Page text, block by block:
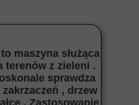
maszyna służąca
terenów z zieleni .
sprawdza
, drzew
. Zastosowanie